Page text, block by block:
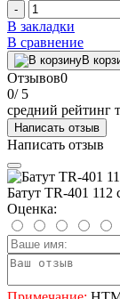
-
В закладки
В сравнение
В
Отзывов0
0/ 5
средний рейтинг
Написать отзыв
Написать отзыв
Батут TR-401 112
Оценка: